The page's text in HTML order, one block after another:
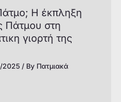
Η έκπληξη
Πάτμου στη
γιορτή της
2025 / By Πατμιακά